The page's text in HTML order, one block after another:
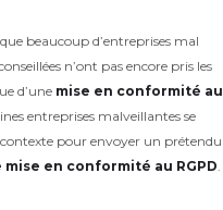
beaucoup d’entreprises mal
n’ont pas encore pris les
d’une mise en conformité au
entreprises malveillantes se
contexte pour envoyer un prétendu
en conformité au RGPD.